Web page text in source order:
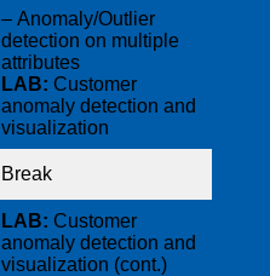
– Anomaly/Outlier
detection on multiple
attributes
LAB: Customer
anomaly detection and
visualization
Break
LAB: Customer
anomaly detection and
visualization (cont.)